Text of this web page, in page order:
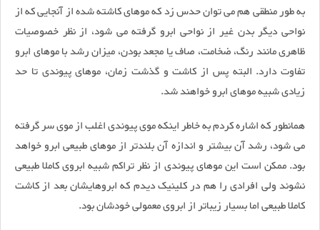
به طور منطقی هم می توان حدس زد که موهای کاشته شده از آنجایی که از
نواحی دیگر بدن غیر از نواحی ابرو گرفته می شود، از نظر خصوصیات
ظاهری مانند رنگ، ضخامت، صاف یا مجعد بودن، میزان رشد با موهای ابرو
تفاوت دارد. البته پس از کاشت و گذشت زمان، موهای پیوندی تا حد
زیادی شبیه موهای ابرو خواهند شد.
همانطور که اشاره کردم به خاطر اینکه موی پیوندی اغلب از موی سر گرفته
می شود، رشد آن بیشتر و اندازه آن بلندتر از موهای طبیعی ابرو خواهد
بود. ممکن است این موهای پیوندی از نظر تراکم شبیه ابروی کاملا طبیعی
نشوند ولی افرادی را هم در کلینیک دیدم که ابروهایشان بعد از کاشت
کاملا طبیعی اما بسیار زیباتر از ابروی معمولی خودشان بود.